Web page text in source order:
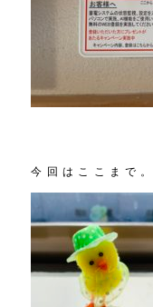
今回はここまで。